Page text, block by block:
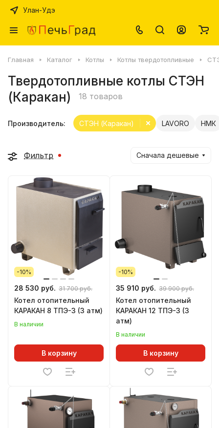
Улан-Удэ
Главная Каталог Котлы Котлы твердотопливные
Твердотопливные котлы СТЭН
(Каракан)
18 товаров
Производитель: LAVORO НМК
СТЭН (Каракан)
Фильтр Сначала дешевые
-10%
28 530 руб. 31 700 руб.
Котел отопительный
КАРАКАН 8 ТПЭ-3 (3 атм)
В наличии
В корзину
-10%
35 910 руб. 39 900 руб.
Котел отопительный
КАРАКАН 12 ТПЭ-3 (3
атм)
В наличии
В корзину